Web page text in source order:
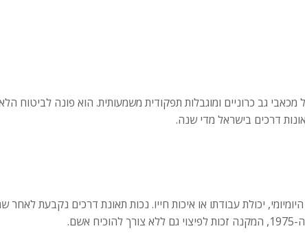
מכאבי גב כרוניים ומוגבלות תפקודית משמעותית. הוא פונה לביטוח
דרכים בישראל מדי שנה.
יכולת עבודתו או איכות חייו. נכות תאונת דרכים נקבעת לאחר